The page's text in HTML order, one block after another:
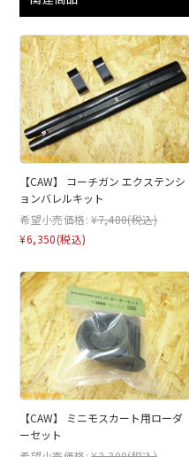
【CAW】 コーチガン エクステンシ
ョンバレルキット
希望小売価格: ¥7,480(税込)
¥6,350(税込)
【CAW】 ミニモスカート用ローダ
ーセット